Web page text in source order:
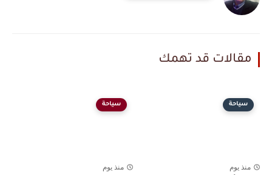
مقالات قد تهمك
سياحة
منذ يوم
سياحة
منذ يوم